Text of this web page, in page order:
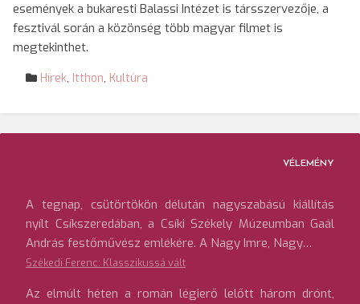
események a bukaresti Balassi Intézet is társszervezője, a
fesztivál során a közönség több magyar filmet is
megtekinthet.
Hírek, Itthon, Kultúra
VÉLEMÉNY
A tegnap, csütörtökön délután nagyszabású kiállítás
nyílt Csíkszeredában, a Csíki Székely Múzeumban Gaál
András festőművész emlékére. A Nagy Imre, Nagy…
Székedi Ferenc: Klasszikussá vált
Az elmúlt héten a román légierő lelőtt három drónt,